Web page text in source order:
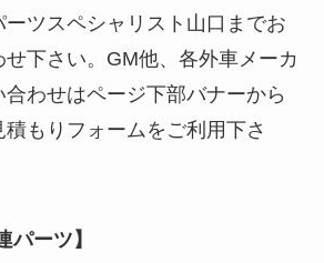
ーツスペシャリスト山口までお
下さい。GM他、各外車メーカ
わせはページ下部バナーから
もりフォームをご利用下さ
パーツ】